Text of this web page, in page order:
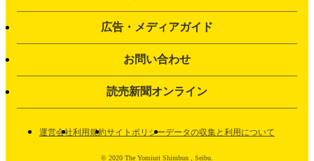
広告・メディアガイド
お問い合わせ
読売新聞オンライン
運営会社利用規約サイトポリシーデータの収集と利用について
© 2020 The Yomiuri Shimbun , Seibu.